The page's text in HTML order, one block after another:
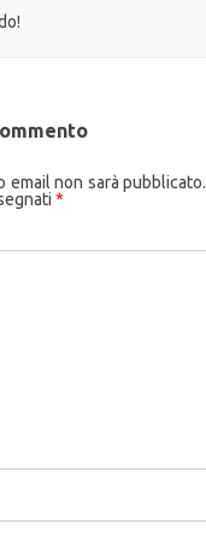
email non sarà pubblicato.
*